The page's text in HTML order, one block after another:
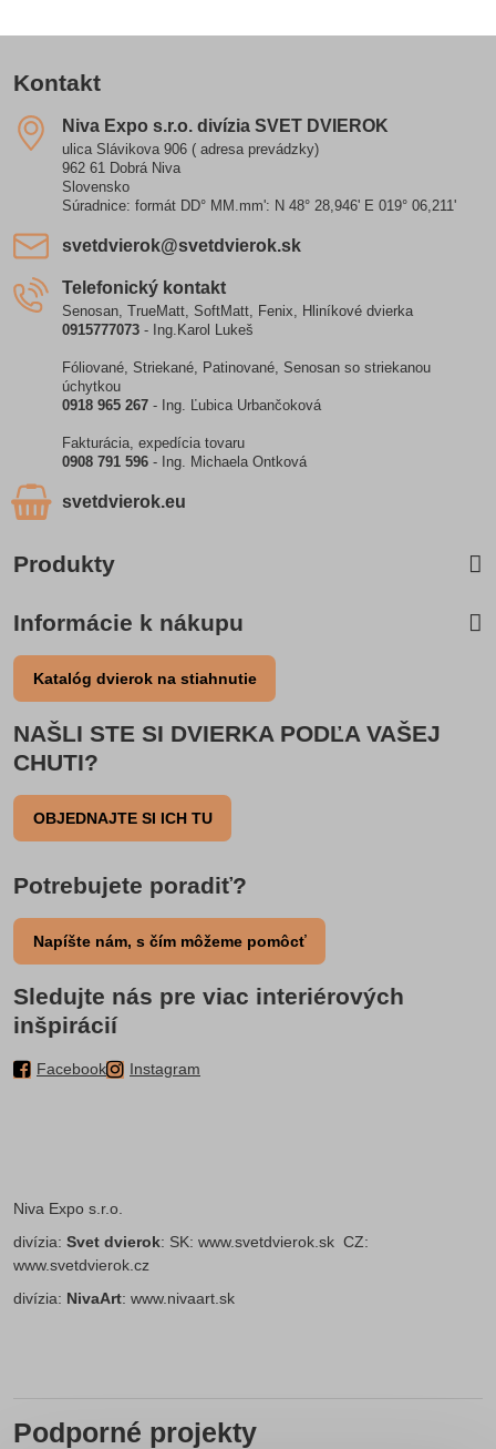
Kontakt
Niva Expo s​.r​.o​. divízia SVET DVIEROK
ulica Slávikova 906 ( adresa prevádzky)
962 61 Dobrá Niva
Slovensko
Súradnice: formát DD° MM.mm': N 48° 28,946' E 019° 06,211'
svetdvierok​@svetdvierok​.sk
Telefonický kontakt
Senosan, TrueMatt, SoftMatt, Fenix, Hliníkové dvierka
0915777073 - Ing.Karol Lukeš
Fóliované, Striekané, Patinované, Senosan so striekanou
úchytkou
0918 965 267 - Ing. Ľubica Urbančoková
Fakturácia, expedícia tovaru
0908 791 596 - Ing. Michaela Ontková
svetdvierok​.eu
Produkty
Informácie k nákupu
Katalóg dvierok na stiahnutie
NAŠLI STE SI DVIERKA PODĽA VAŠEJ
CHUTI?
OBJEDNAJTE SI ICH TU
Potrebujete poradiť?
Napíšte nám, s čím môžeme pomôcť
Sledujte nás pre viac interiérových
inšpirácií
Facebook Instagram
Niva Expo s.r.o.
divízia: Svet dvierok: SK: www.svetdvierok.sk CZ:
www.svetdvierok.cz
divízia: NivaArt: www.nivaart.sk
Podporné projekty